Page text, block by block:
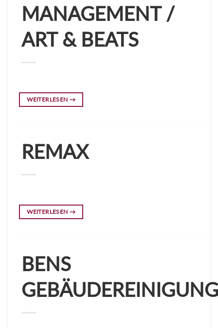
MANAGEMENT /
ART & BEATS
WEITERLESEN →
REMAX
WEITERLESEN →
BENS
GEBÄUDEREINIGUNG